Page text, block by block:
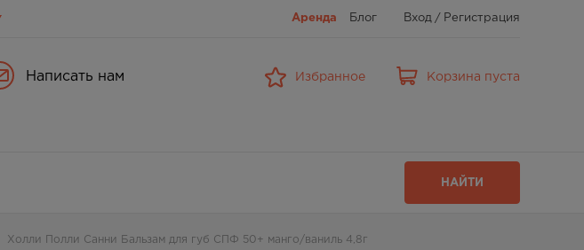
Аренда Блог Вход / Регистрация
Написать нам Избранное Корзина пуста
НАЙТИ
Холли Полли Санни Бальзам для губ СПФ 50+ манго/ваниль 4,8г